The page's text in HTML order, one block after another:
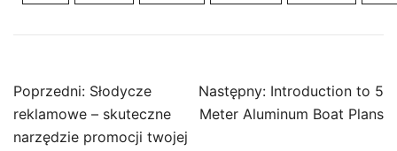
Nawigacja
wpisu
Poprzedni: Słodycze
reklamowe – skuteczne
narzędzie promocji twojej
Następny: Introduction to 5
Meter Aluminum Boat Plans